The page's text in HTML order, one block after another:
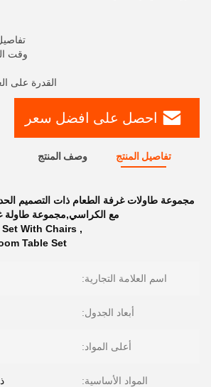
وقت
القدرة على العرض: 100
احصل على افضل سعر
تفاصيل المنتج وصف المنتج
مجموعة طاولات غرفة الطعام ذات التصميم
مع الكراسي,مجموعة طاولة
,
With Chairs
Table Set
اسم العلامة التجارية:
أبعاد الجدول:
أعلى المواد:
المواد الأساسية: